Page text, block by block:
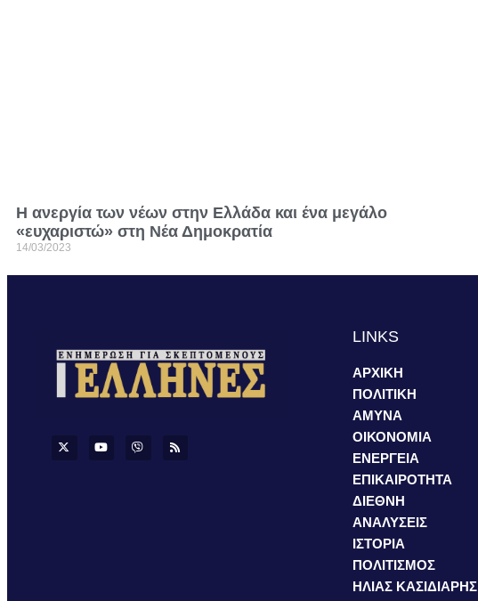
Η ανεργία των νέων στην Ελλάδα και ένα μεγάλο
«ευχαριστώ» στη Νέα Δημοκρατία
14/03/2023
LINKS
ΑΡΧΙΚΗ
ΠΟΛΙΤΙΚΗ
ΑΜΥΝΑ
ΟΙΚΟΝΟΜΙΑ
ΕΝΕΡΓΕΙΑ
ΕΠΙΚΑΙΡΟΤΗΤΑ
ΔΙΕΘΝΗ
ΑΝΑΛΥΣΕΙΣ
ΙΣΤΟΡΙΑ
ΠΟΛΙΤΙΣΜΟΣ
ΗΛΙΑΣ ΚΑΣΙΔΙΑΡΗΣ